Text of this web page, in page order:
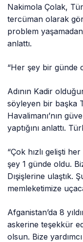
Nakimola Çolak,
tercüman olarak
problem yaşamadan
anlattı.
“Her şey bir günde
Adının Kadir
söyleyen bir başka
Havalimanı’nın
yaptığını anlattı.
“Çok hızlı gelişti
şey 1 günde oldu.
Dışişlerine ulaştık.
memleketimize
Afganistan’da 8
askerine teşekkür
olsun. Bize